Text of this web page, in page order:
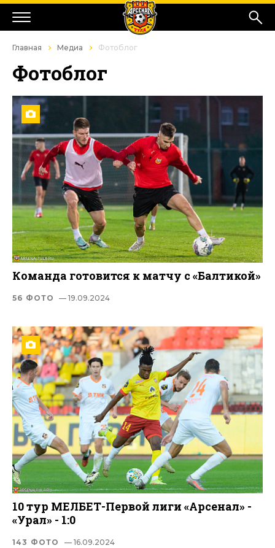
Главная Медиа Фотоблог
Фотоблог
Команда готовится к матчу с «Балтикой»
56 ФОТО — 19.09.2024
10 тур МЕЛБЕТ-Первой лиги «Арсенал» -
«Урал» - 1:0
143 ФОТО — 16.09.2024